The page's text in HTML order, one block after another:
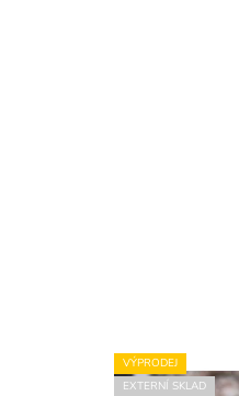
VÝPRODEJ
EXTERNÍ SKLAD